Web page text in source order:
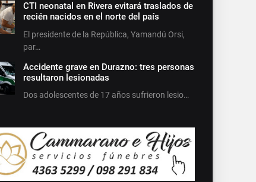
CTI neonatal en Rivera evitará traslados de
recién nacidos en el norte del país
El presidente de la República, Yamandú Orsi,
par…
Accidente grave en Durazno: tres personas
resultaron lesionadas
Dos adolescentes de 17 años sufrieron lesio…